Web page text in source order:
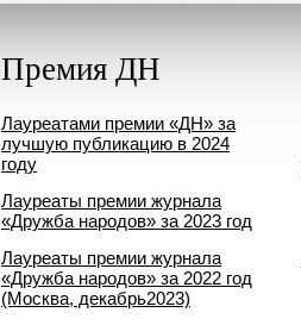
Премия ДН
Лауреатами премии «ДН» за
лучшую публикацию в 2024
году
Лауреаты премии журнала
«Дружба народов» за 2023 год
Лауреаты премии журнала
«Дружба народов» за 2022 год
(Москва, декабрь2023)